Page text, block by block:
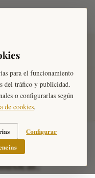
para el funcionamiento
del tráfico y publicidad.
o configurarlas según
de cookies.
Configurar